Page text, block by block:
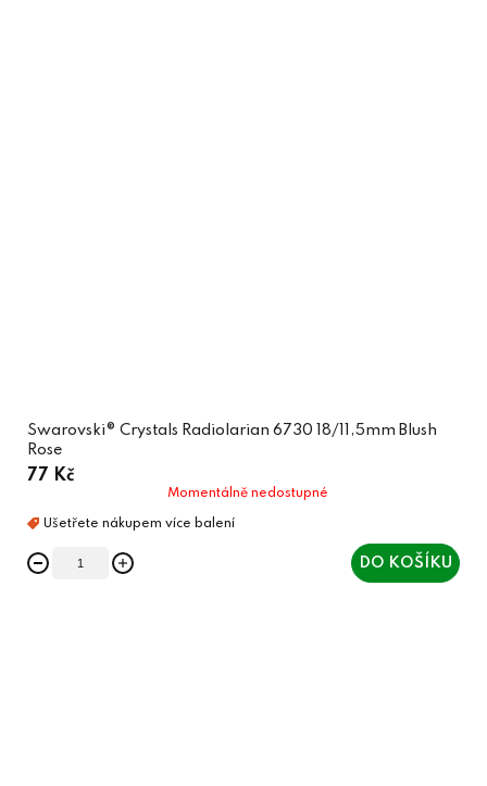
Swarovski® Crystals Radiolarian 6730 18/11,5mm Blush
Rose
77 Kč
Momentálně nedostupné
DO KOŠÍKU